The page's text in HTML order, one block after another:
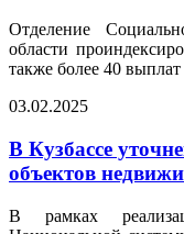
Отделение
области
также более 40
03.02.2025
В Кузбассе
объектов
В рамках